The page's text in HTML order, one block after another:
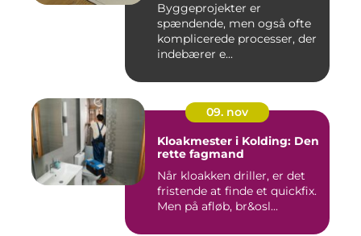
Byggeprojekter er
spændende, men også ofte
komplicerede processer, der
indebærer e...
09. nov
Kloakmester i Kolding: Den
rette fagmand
Når kloakken driller, er det
fristende at finde et quickfix.
Men på afløb, br&osl...